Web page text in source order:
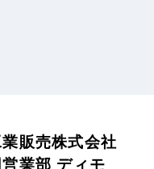
販売株式会社
業部 ディモ